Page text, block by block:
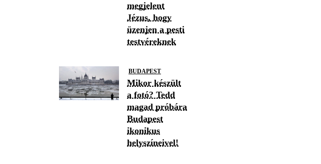
megjelent
Jézus, hogy
üzenjen a pesti
testvéreknek
BUDAPEST
Mikor készült
a fotó? Tedd
magad próbára
Budapest
ikonikus
helyszíneivel!